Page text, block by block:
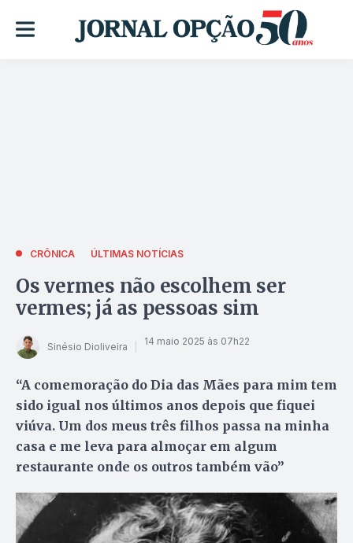
CRÔNICA ÚLTIMAS NOTÍCIAS
Os vermes não escolhem ser
vermes; já as pessoas sim
Sinésio Dioliveira 14 maio 2025 às 07h22
“A comemoração do Dia das Mães para mim tem
sido igual nos últimos anos depois que fiquei
viúva. Um dos meus três filhos passa na minha
casa e me leva para almoçar em algum
restaurante onde os outros também vão”